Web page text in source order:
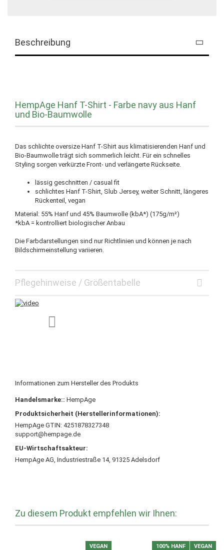
Beschreibung
HempAge Hanf T-Shirt - Farbe navy aus Hanf
und Bio-Baumwolle
Das schlichte oversize Hanf T-Shirt aus klimatisierenden Hanf und
Bio-Baumwolle trägt sich sommerlich leicht. Für ein schnelles
Styling sorgen verkürzte Front- und verlängerte Rückseite.
lässig geschnitten / casual fit
schlichtes Hanf T-Shirt, Slub Jersey, weiter Schnitt, längeres
Rückenteil, vegan
Material: 55% Hanf und 45% Baumwolle (kbA*) (175g/m²)
*kbA = kontrolliert biologischer Anbau
Die Farbdarstellungen sind nur Richtlinien und können je nach
Bildschirmeinstellung variieren.
Pflegehinweise / Größentabelle
Informationen zum Hersteller des Produkts
Handelsmarke:: HempAge
Produktsicherheit (Herstellerinformationen):
HempAge GTIN: 4251878327348
support@hempage.de
EU-Wirtschaftsakteur:
HempAge AG, Industriestraße 14, 91325 Adelsdorf
Zu diesem Produkt empfehlen wir Ihnen:
VEGAN 100% HANF VEGAN